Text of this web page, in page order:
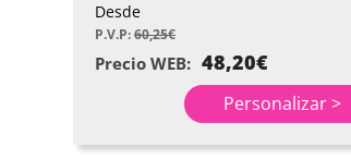
Desde
P.V.P:60,25€
Precio WEB: 48,20€
Personalizar >